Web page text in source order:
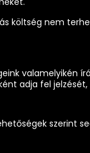
költség nem
valamelyikén
adja fel
szerint